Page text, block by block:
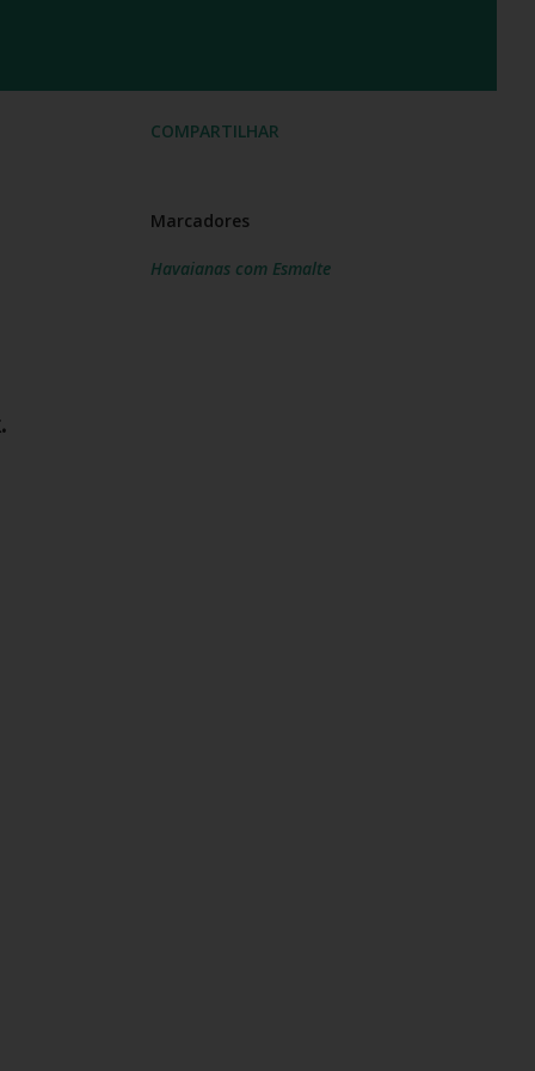
COMPARTILHAR
Marcadores
Havaianas com Esmalte